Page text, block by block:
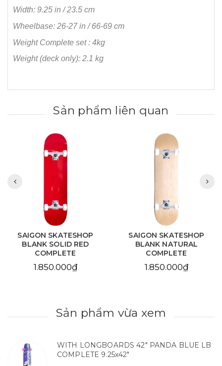
Width: 9.25 in / 23.5 cm
Wheelbase: 26-27 in / 66-69 cm
Weight Complete set : 4kg
Weight (deck only): 2.1 kg
Sản phẩm liên quan
SAIGON SKATESHOP
BLANK SOLID RED
COMPLETE
1.850.000₫
SAIGON SKATESHOP
BLANK NATURAL
COMPLETE
1.850.000₫
Sản phẩm vừa xem
WITH LONGBOARDS 42" PANDA BLUE LB
COMPLETE 9.25x42"